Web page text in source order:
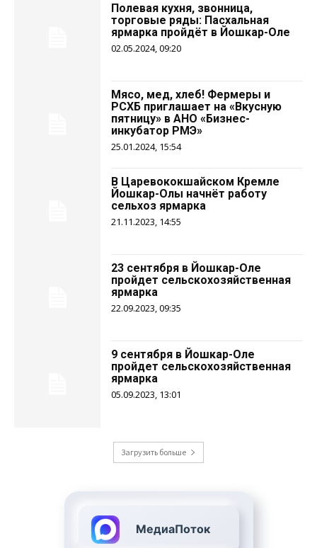
Полевая кухня, звонница,
торговые ряды: Пасхальная
ярмарка пройдёт в Йошкар-Оле
02.05.2024, 09:20
Мясо, мед, хлеб! Фермеры и
РСХБ приглашает на «Вкусную
пятницу» в АНО «Бизнес-
инкубатор РМЭ»
25.01.2024, 15:54
В Царевококшайском Кремле
Йошкар-Олы начнёт работу
сельхоз ярмарка
21.11.2023, 14:55
23 сентября в Йошкар-Оле
пройдет сельскохозяйственная
ярмарка
22.09.2023, 09:35
9 сентября в Йошкар-Оле
пройдет сельскохозяйственная
ярмарка
05.09.2023, 13:01
Загрузить больше
МедиаПоток